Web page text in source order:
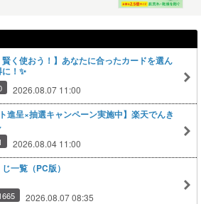
賢く使おう！】あなたに合ったカードを選ん
！✨
2026.08.07 11:00
進呈×抽選キャンペーン実施中】楽天でんき
2026.08.04 11:00
一覧（PC版）
2026.08.07 08:35